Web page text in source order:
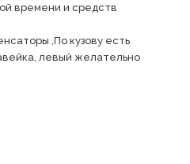
времени и средств
,По кузову есть
левый желательно